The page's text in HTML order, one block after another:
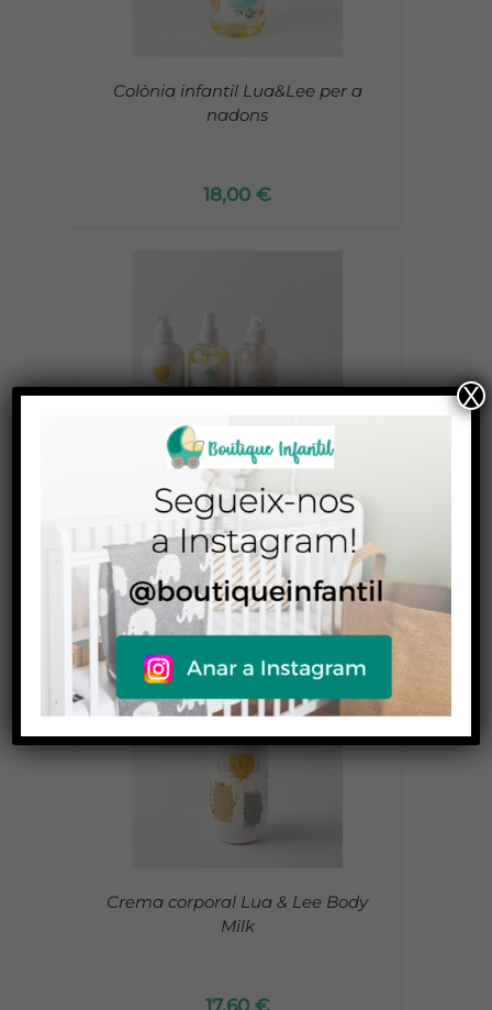
Colònia infantil Lua&Lee per a
nadons
18,00€
Cosmètica infantil Lua&Lee Pack
55,00€
Crema corporal Lua & Lee Body
Milk
X